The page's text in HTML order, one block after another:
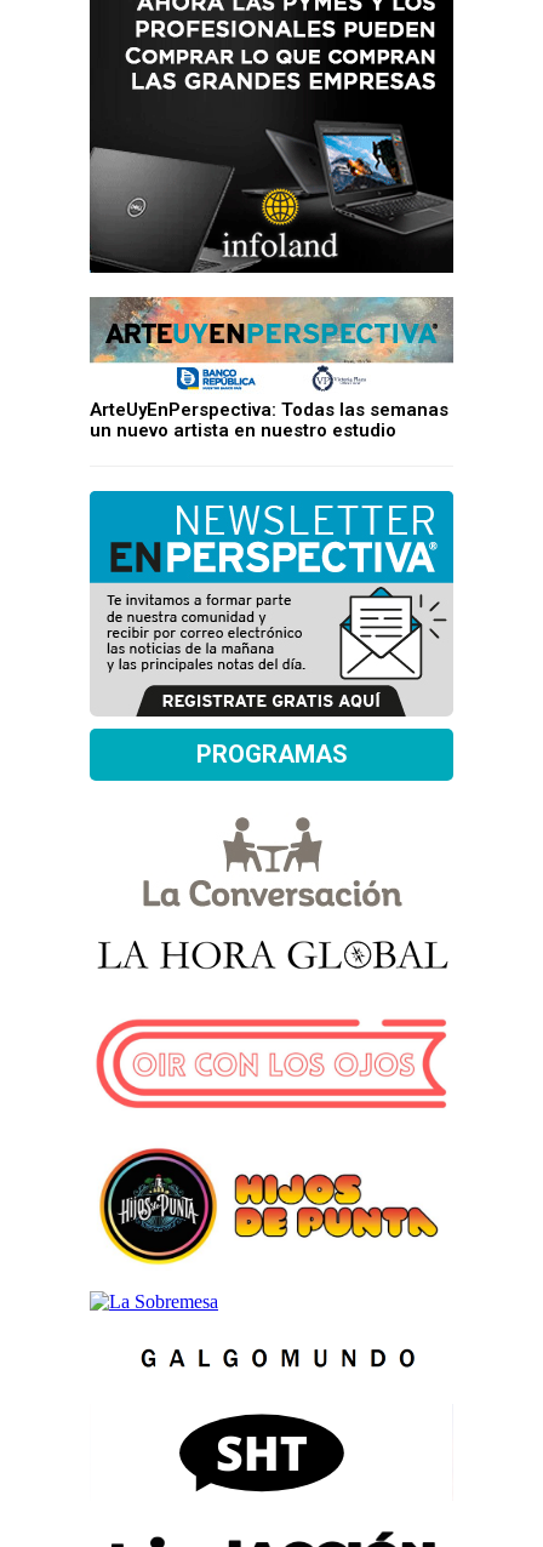
ArteUyEnPerspectiva: Todas las semanas
un nuevo artista en nuestro estudio
PROGRAMAS